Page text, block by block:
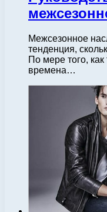
Межсезонное
тенденция,
По мере того,
времена…